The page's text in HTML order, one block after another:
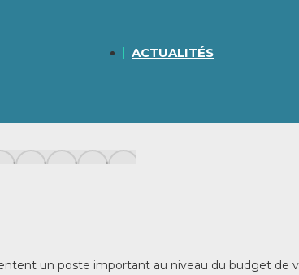
ACTUALITÉS
un poste important au niveau du budget